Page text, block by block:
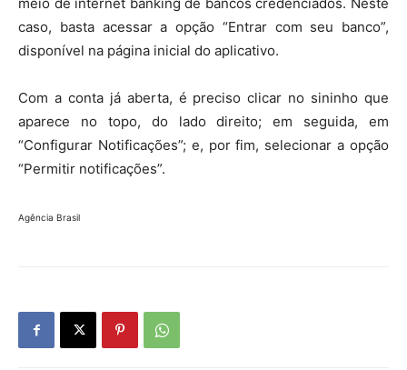
caso, basta acessar a opção “Entrar com seu banco”,
disponível na página inicial do aplicativo.
Com a conta já aberta, é preciso clicar no sininho que
aparece no topo, do lado direito; em seguida, em
“Configurar Notificações”; e, por fim, selecionar a opção
“Permitir notificações”.
Agência Brasil